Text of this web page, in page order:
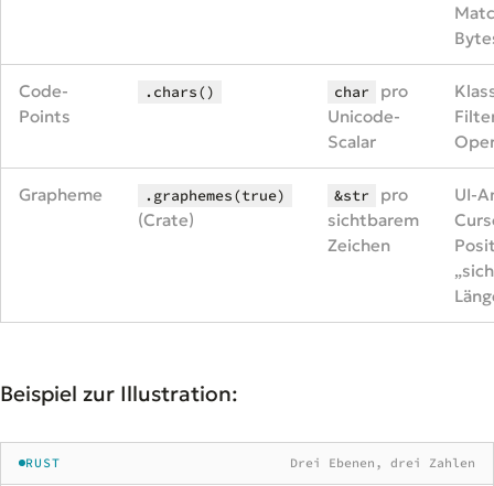
Code-
Points
.chars() char
pro
Unicode-
Scalar
Grapheme .graphemes(true)
(Crate)
&str
pro
sichtbarem
Zeichen
UI-
Beispiel zur Illustration:
RUST Drei Ebenen, drei Zahlen